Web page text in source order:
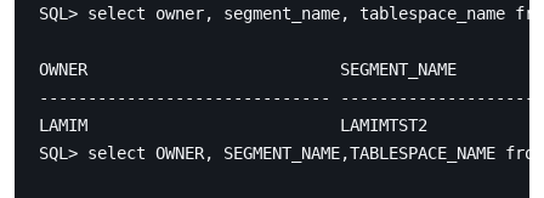
SQL> select owner, segment_name, tablespace_name
OWNER                          SEGMENT_NAME
------------------------------
LAMIM                          LAMIMTST2
SQL> select OWNER,